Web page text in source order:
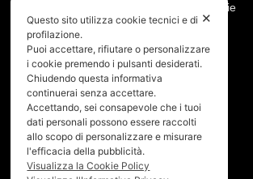
Resi, annullamento ordine e garanzie
PRIVACY
Privacy policy
Cookies policy
Menù
Home
✕
Questo sito utilizza cookie tecnici e di
profilazione.
Puoi accettare, rifiutare o personalizzare
i cookie premendo i pulsanti desiderati.
Chiudendo questa informativa
continuerai senza accettare.
Accettando, sei consapevole che i tuoi
dati personali possono essere raccolti
allo scopo di personalizzare e misurare
l'efficacia della pubblicità.
Visualizza la Cookie Policy